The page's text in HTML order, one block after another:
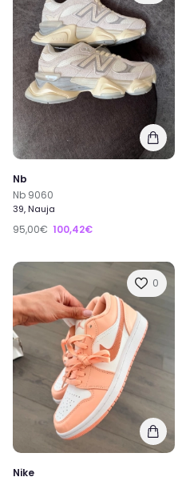
Nb
Nb 9060
39, Nauja
95,00€ 100,42€
0
Nike